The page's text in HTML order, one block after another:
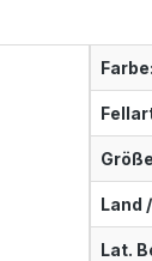
Farbe:
Land
Lat.